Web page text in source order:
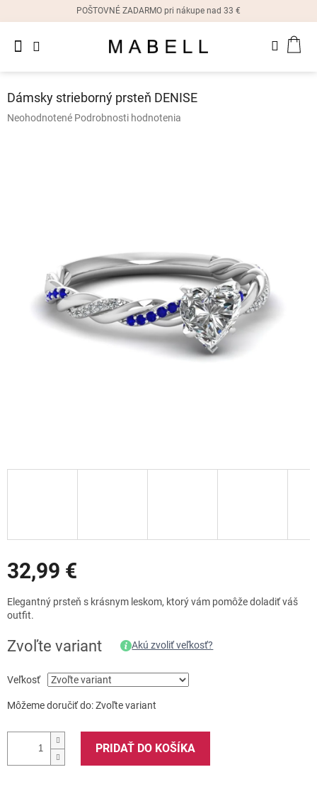
POŠTOVNÉ ZADARMO pri nákupe nad 33 €
Dámske
náušnice
Ostatné
Dámsky strieborný prsteň DENISE
Priemerné
Neohodnotené Podrobnosti hodnotenia
32,99 €
cena:
Elegantný prsteň s krásnym leskom, ktorý vám pomôže doladiť váš
outfit.
Zvoľte variant Akú zvoliť veľkosť?
Veľkosť
Môžeme doručiť do:Zvoľte variant
PRIDAŤ DO KOŠÍKA